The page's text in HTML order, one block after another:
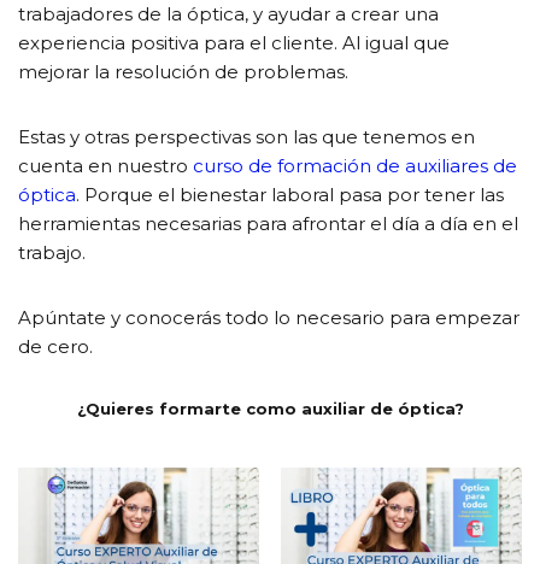
trabajadores de la óptica, y ayudar a crear una
experiencia positiva para el cliente. Al igual que
mejorar la resolución de problemas.
Estas y otras perspectivas son las que tenemos en
cuenta en nuestro curso de formación de auxiliares de
óptica. Porque el bienestar laboral pasa por tener las
herramientas necesarias para afrontar el día a día en el
trabajo.
Apúntate y conocerás todo lo necesario para empezar
de cero.
¿Quieres formarte como auxiliar de óptica?